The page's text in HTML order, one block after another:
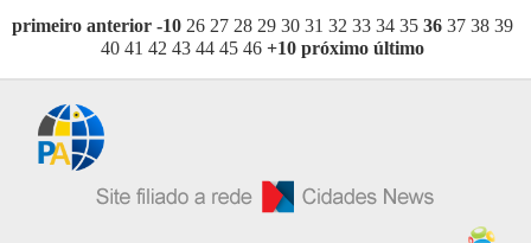
primeiro anterior -10 26 27 28 29 30 31 32 33 34 35 36 37 38 39
40 41 42 43 44 45 46 +10 próximo último